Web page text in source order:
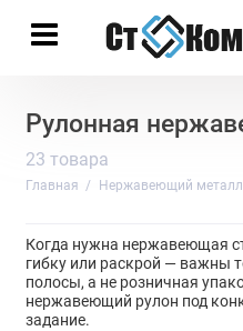
Рулонная
23 товара
Главная Нержавеющий
Когда нужна нержавеющая
гибку или раскрой — важны
полосы, а не розничная
нержавеющий рулон под
задание.